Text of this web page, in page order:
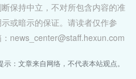
保持中立，不对所包含内容的准
或暗示的保证。请读者仅作参
news_center@staff.hexun.com
示：文章来自网络，不代表本站观点。